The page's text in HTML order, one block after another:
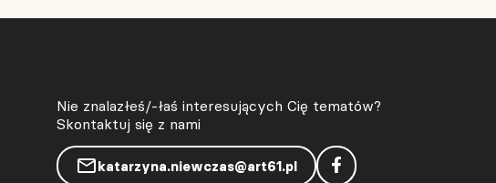
Nie znalazłeś/-łaś interesujących Cię tematów?
Skontaktuj się z nami
katarzyna.niewczas@art61.pl